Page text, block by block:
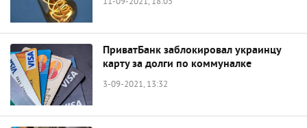
ПриватБанк заблокировал украинцу
карту за долги по коммуналке
3-09-2021, 13:32